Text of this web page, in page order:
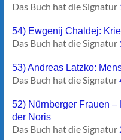
Das Buch hat die Signatur
54) Ewgenij Chaldej:
Das Buch hat die Signatur
53) Andreas Latzko:
Das Buch hat die Signatur
52) Nürnberger Frauen
der Noris
Das Buch hat die Signatur